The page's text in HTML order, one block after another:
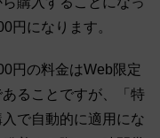
円になります。
円の料金はWeb限定
ることですが、「特
で自動的に適用にな